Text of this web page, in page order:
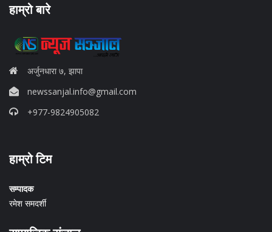
हाम्रो बारे
अर्जुनधारा ७, झापा
newssanjal.info@gmail.com
+977-9824905082
b88 slot
daftar slot88
judi slot online pulsa
info rtp slot gacor
हाम्रो टिम
सम्पादक
रमेश समदर्शी